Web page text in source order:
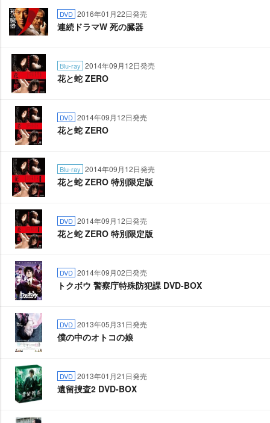
DVD 2016年01月22日発売
連続ドラマW 死の臓器
Blu-ray 2014年09月12日発売
花と蛇 ZERO
DVD 2014年09月12日発売
花と蛇 ZERO
Blu-ray 2014年09月12日発売
花と蛇 ZERO 特別限定版
DVD 2014年09月12日発売
花と蛇 ZERO 特別限定版
DVD 2014年09月02日発売
トクボウ 警察庁特殊防犯課 DVD-BOX
DVD 2013年05月31日発売
僕の中のオトコの娘
DVD 2013年01月21日発売
留捜査2 DVD-BOX